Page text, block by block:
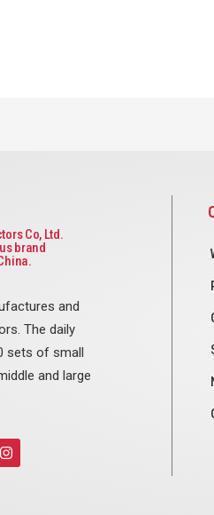
Co, Ltd.
brand
and
The daily
sets of small
and large
I
n
s